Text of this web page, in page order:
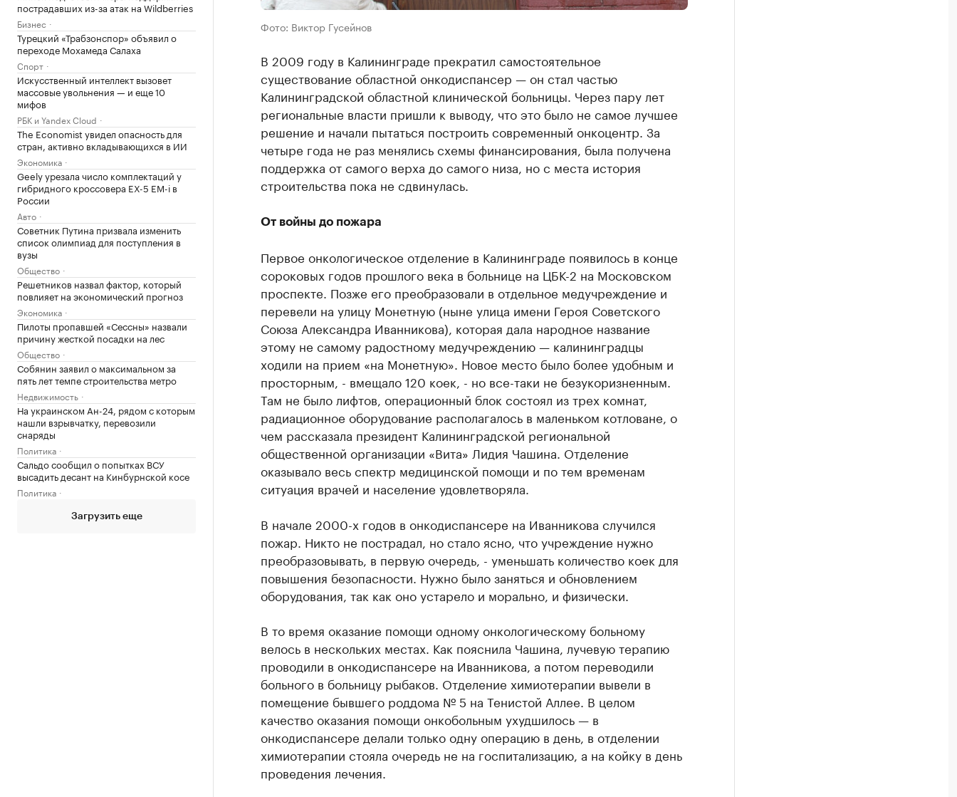
пострадавших из-за атак на Wildberries
Бизнес
Турецкий «Трабзонспор» объявил о
переходе Мохамеда Салаха
Спорт
Искусственный интеллект вызовет
массовые увольнения — и еще 10
мифов
РБК и Yandex Cloud
The Economist увидел опасность для
стран, активно вкладывающихся в ИИ
Экономика
Geely урезала число комплектаций у
гибридного кроссовера EX-5 EM-i в
России
Авто
Советник Путина призвала изменить
список олимпиад для поступления в
вузы
Общество
Решетников назвал фактор, который
повлияет на экономический прогноз
Экономика
Пилоты пропавшей «Сессны» назвали
причину жесткой посадки на лес
Общество
Собянин заявил о максимальном за
пять лет темпе строительства метро
Недвижимость
На украинском Ан-24, рядом с которым
нашли взрывчатку, перевозили
снаряды
Политика
Сальдо сообщил о попытках ВСУ
высадить десант на Кинбурнской косе
Политика
Загрузить еще
Фото: Виктор Гусейнов
В 2009 году в Калининграде прекратил самостоятельное
существование областной онкодиспансер — он стал частью
Калининградской областной клинической больницы. Через пару лет
региональные власти пришли к выводу, что это было не самое лучшее
решение и начали пытаться построить современный онкоцентр. За
четыре года не раз менялись схемы финансирования, была получена
поддержка от самого верха до самого низа, но с места история
строительства пока не сдвинулась.
От войны до пожара
Первое онкологическое отделение в Калининграде появилось в конце
сороковых годов прошлого века в больнице на ЦБК-2 на Московском
проспекте. Позже его преобразовали в отдельное медучреждение и
перевели на улицу Монетную (ныне улица имени Героя Советского
Союза Александра Иванникова), которая дала народное название
этому не самому радостному медучреждению — калининградцы
ходили на прием «на Монетную». Новое место было более удобным и
просторным, - вмещало 120 коек, - но все-таки не безукоризненным.
Там не было лифтов, операционный блок состоял из трех комнат,
радиационное оборудование располагалось в маленьком котловане, о
чем рассказала президент Калининградской региональной
общественной организации «Вита» Лидия Чашина. Отделение
оказывало весь спектр медицинской помощи и по тем временам
ситуация врачей и население удовлетворяла.
В начале 2000-х годов в онкодиспансере на Иванникова случился
пожар. Никто не пострадал, но стало ясно, что учреждение нужно
преобразовывать, в первую очередь, - уменьшать количество коек для
повышения безопасности. Нужно было заняться и обновлением
оборудования, так как оно устарело и морально, и физически.
В то время оказание помощи одному онкологическому больному
велось в нескольких местах. Как пояснила Чашина, лучевую терапию
проводили в онкодиспансере на Иванникова, а потом переводили
больного в больницу рыбаков. Отделение химиотерапии вывели в
помещение бывшего роддома № 5 на Тенистой Аллее. В целом
качество оказания помощи онкобольным ухудшилось — в
онкодиспансере делали только одну операцию в день, в отделении
химиотерапии стояла очередь не на госпитализацию, а на койку в день
проведения лечения.